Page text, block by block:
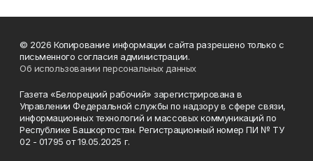
© 2026 Копирование информации сайта разрешено только с
письменного согласия администрации.
Об использовании персональных данных
Газета «Белорецкий рабочий» зарегистрирована в
Управлении Федеральной службы по надзору в сфере связи,
информационных технологий и массовых коммуникаций по
Республике Башкортостан. Регистрационный номер ПИ № ТУ
02 - 01795 от 19.05.2025 г.